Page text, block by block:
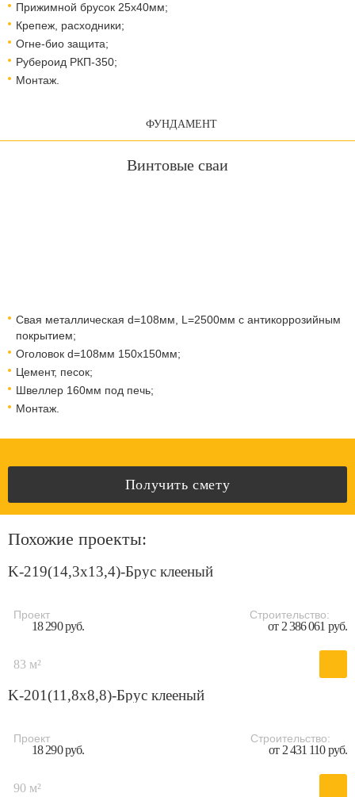
Прижимной брусок 25х40мм;
Крепеж, расходники;
Огне-био защита;
Рубероид РКП-350;
Монтаж.
ФУНДАМЕНТ
Винтовые сваи
Свая металлическая d=108мм, L=2500мм с антикоррозийным
покрытием;
Оголовок d=108мм 150x150мм;
Цемент, песок;
Швеллер 160мм под печь;
Монтаж.
Получить смету
Похожие проекты:
K-219(14,3x13,4)-Брус клееный
Проект
18 290 руб.
Строительство:
от 2 386 061 руб.
83 м²
K-201(11,8x8,8)-Брус клееный
Проект
18 290 руб.
Строительство:
от 2 431 110 руб.
90 м²